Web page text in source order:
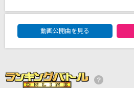
[生音]TSUNAMI
ちゃんみな
DAM★ともボーカルエント
動画公開曲を見る